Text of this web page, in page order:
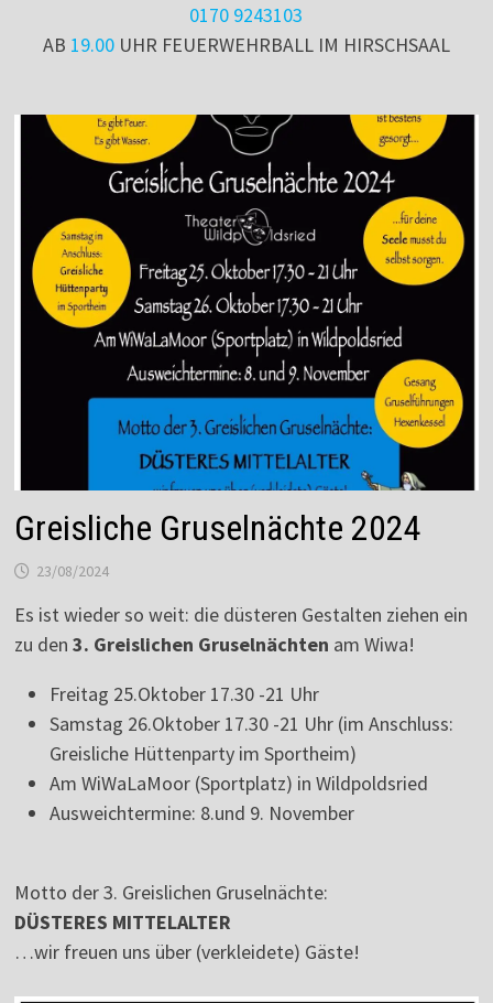
0170 9243103
AB 19.00UHR FEUERWEHRBALL IM HIRSCHSAAL
Greisliche Gruselnächte 2024
23/08/2024
Es ist wieder so weit: die düsteren Gestalten ziehen ein
zu den 3. Greislichen Gruselnächten am Wiwa!
Freitag 25.Oktober 17.30 -21 Uhr
Samstag 26.Oktober 17.30 -21 Uhr (im Anschluss:
Greisliche Hüttenparty im Sportheim)
Am WiWaLaMoor (Sportplatz) in Wildpoldsried
Ausweichtermine: 8.und 9. November
Motto der 3. Greislichen Gruselnächte:
DÜSTERES MITTELALTER
…wir freuen uns über (verkleidete) Gäste!